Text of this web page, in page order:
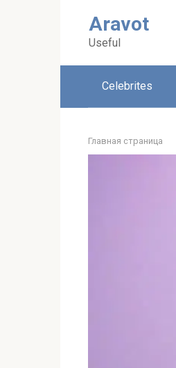
Aravot
Useful
Celebrites
Главная страница